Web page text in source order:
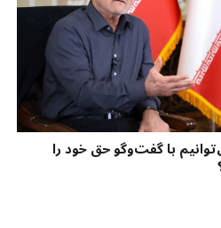
با گفت‌وگو حق خود را